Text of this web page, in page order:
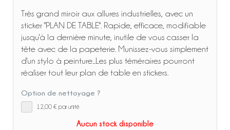
Très grand miroir aux allures industrielles, avec un
sticker "PLAN DE TABLE". Rapide, efficace, modifiable
jusqu'à la dernière minute, inutile de vous casser la
tête avec de la papeterie. Munissez-vous simplement
d'un stylo à peinture...Les plus téméraires pourront
réaliser tout leur plan de table en stickers.
Option de nettoyage ?
12,00 € par unité
Aucun stock disponible